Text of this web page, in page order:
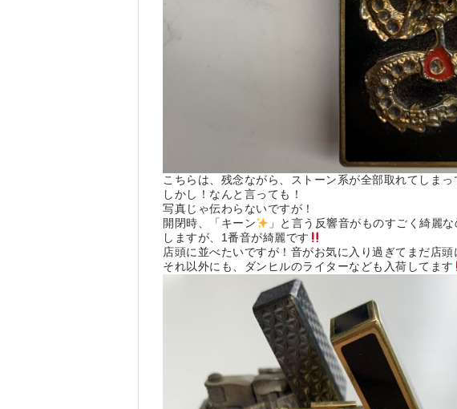
こちらは、残念ながら、ストーン系が全部取れてしまっ
しかし！なんと言っても！
写真じゃ伝わらないですが！
開閉時、「キーン
」と言う反響音がものすごく綺麗
しますが、1番音が綺麗です
店頭に並べたいですが！音がお気に入り過ぎてまだ店
それ以外にも、ダンヒルのライターなども入荷してます